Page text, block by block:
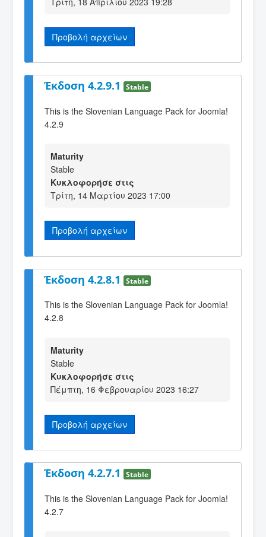
Προβολή αρχείων
Έκδοση 4.2.9.1 Stable
This is the Slovenian Language Pack for Joomla!
4.2.9
Maturity
Stable
Κυκλοφορήσε στις
Τρίτη, 14 Μαρτίου 2023 17:00
Προβολή αρχείων
Έκδοση 4.2.8.1 Stable
This is the Slovenian Language Pack for Joomla!
4.2.8
Maturity
Stable
Κυκλοφορήσε στις
Πέμπτη, 16 Φεβρουαρίου 2023 16:27
Προβολή αρχείων
Έκδοση 4.2.7.1 Stable
This is the Slovenian Language Pack for Joomla!
4.2.7